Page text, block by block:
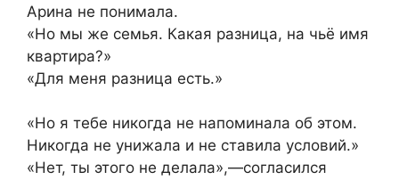
Арина не понимала.
«Но мы же семья. Какая разница, на чьё имя
квартира?»
«Для меня разница есть.»
«Но я тебе никогда не напоминала об этом.
Никогда не унижала и не ставила условий.»
«Нет, ты этого не делала»,—согласился